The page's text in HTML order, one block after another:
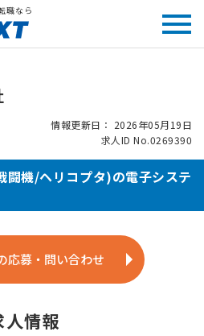
職なら
情報更新日： 2026年05月19日
求人ID No.0269390
闘機/ヘリコプタ)の電子システ
応募・問い合わせ
人情報